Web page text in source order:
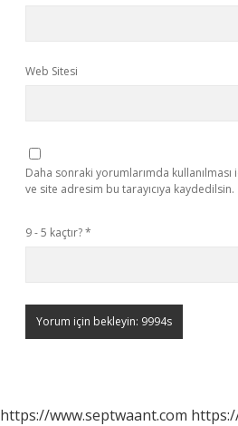
Web Sitesi
Daha sonraki yorumlarımda
ve site adresim bu tarayıcıya kaydedilsin.
9 - 5 kaçtır?*
https://www.septwaant.com